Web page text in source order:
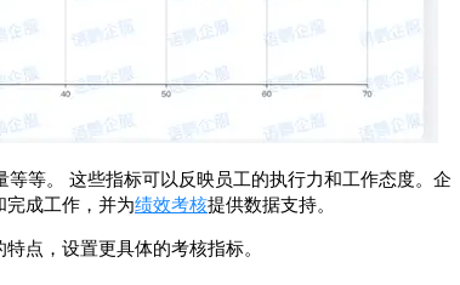
等。 这些指标可以反映员工的执行力和工作态度。企
成工作，并为绩效考核提供数据支持。
点，设置更具体的考核指标。